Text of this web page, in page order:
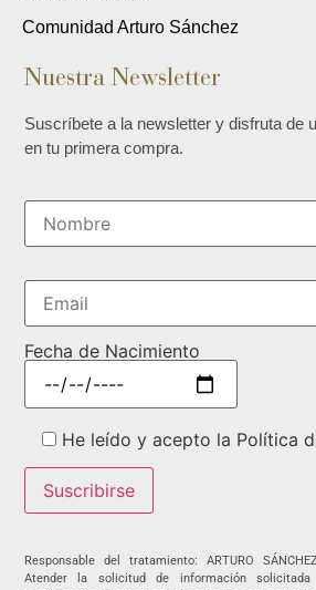
Comunidad Arturo Sánchez
Nuestra Newsletter
Suscríbete a la newsletter y disfruta de
en tu primera compra.
Fecha de Nacimiento
He leído y acepto la Política
Responsable del tratamiento: ARTURO
Atender la solicitud de información